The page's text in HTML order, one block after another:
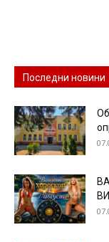
Последни новини